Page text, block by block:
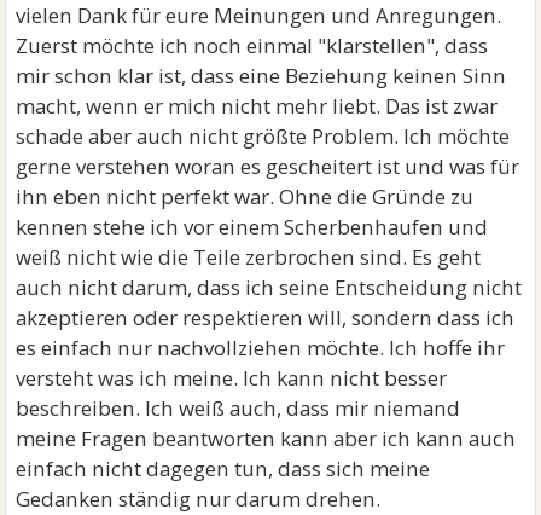
vielen Dank für eure Meinungen und Anregungen.
Zuerst möchte ich noch einmal "klarstellen", dass
mir schon klar ist, dass eine Beziehung keinen Sinn
macht, wenn er mich nicht mehr liebt. Das ist zwar
schade aber auch nicht größte Problem. Ich möchte
gerne verstehen woran es gescheitert ist und was für
ihn eben nicht perfekt war. Ohne die Gründe zu
kennen stehe ich vor einem Scherbenhaufen und
weiß nicht wie die Teile zerbrochen sind. Es geht
auch nicht darum, dass ich seine Entscheidung nicht
akzeptieren oder respektieren will, sondern dass ich
es einfach nur nachvollziehen möchte. Ich hoffe ihr
versteht was ich meine. Ich kann nicht besser
beschreiben. Ich weiß auch, dass mir niemand
meine Fragen beantworten kann aber ich kann auch
einfach nicht dagegen tun, dass sich meine
Gedanken ständig nur darum drehen.